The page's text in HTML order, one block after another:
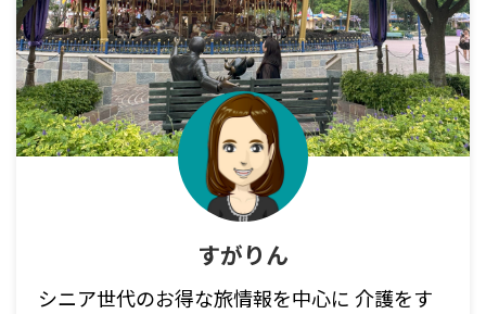
すがりん
シニア世代のお得な旅情報を中心に 介護をす